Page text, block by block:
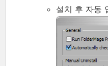
설치 후 자동